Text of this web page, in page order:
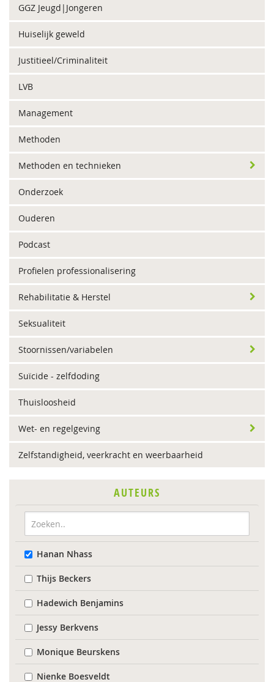
GGZ Jeugd|Jongeren
Huiselijk geweld
Justitieel/Criminaliteit
LVB
Management
Methoden
Methoden en technieken
Onderzoek
Ouderen
Podcast
Profielen professionalisering
Rehabilitatie & Herstel
Seksualiteit
Stoornissen/variabelen
Suïcide - zelfdoding
Thuisloosheid
Wet- en regelgeving
Zelfstandigheid, veerkracht en weerbaarheid
AUTEURS
Hanan Nhass
Thijs Beckers
Hadewich Benjamins
Jessy Berkvens
Monique Beurskens
Nienke Boesveldt